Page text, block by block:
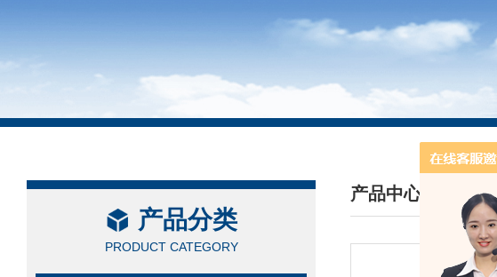
产品分类
PRODUCT CATEGORY
产品中心
/ PRODUCTS CENTER